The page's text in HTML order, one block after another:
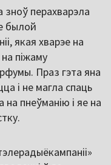
зноў перахварэла
былой
якая хварэе на
піжаму
Праз гэта яна
і не магла спаць
на пнеўманію і яе на